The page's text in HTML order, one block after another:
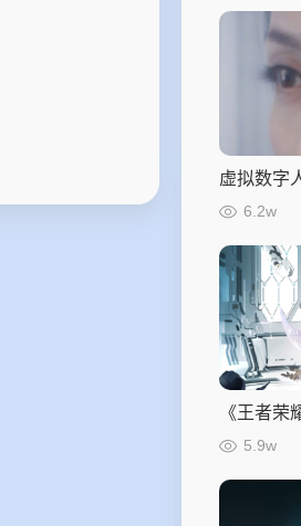
虚拟数字
6.2w
《王者荣
提案和总
5.9w